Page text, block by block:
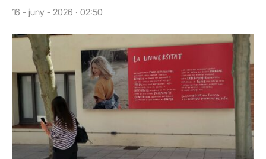
16 - juny - 2026 · 02:50